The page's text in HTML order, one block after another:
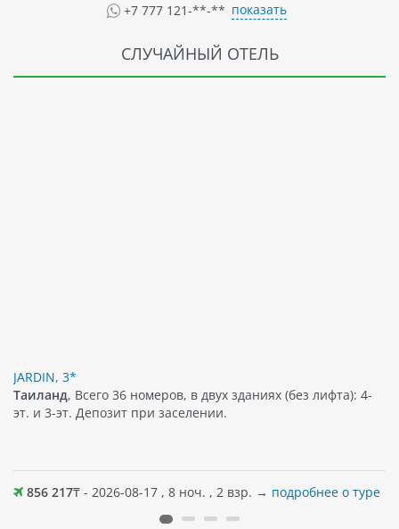
+7 777 121-**-** показать
СЛУЧАЙНЫЙ ОТЕЛЬ
JARDIN, 3*
Таиланд, Всего 36 номеров, в двух зданиях (без лифта): 4-
эт. и 3-эт. Депозит при заселении.
856 217₸ - 2026-08-17 , 8 ноч. , 2 взр. → подробнее о туре